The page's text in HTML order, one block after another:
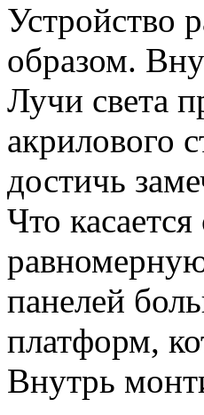
Устройство
образом.
Лучи света
акрилового
достичь
Что
панелей
платформ,
Внутрь